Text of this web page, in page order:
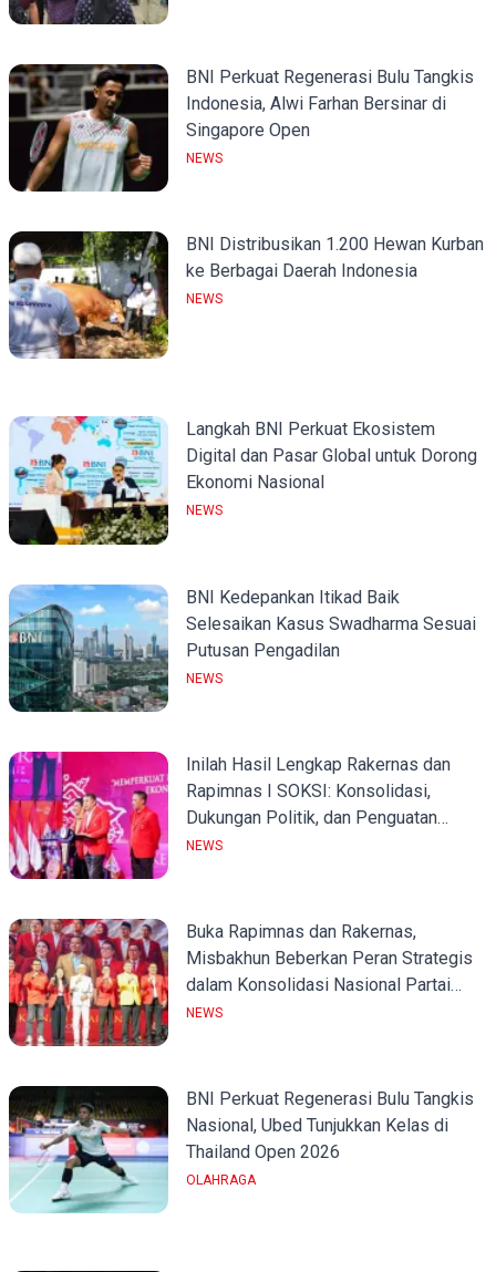
BNI Perkuat Regenerasi Bulu Tangkis
Indonesia, Alwi Farhan Bersinar di
Singapore Open
NEWS
BNI Distribusikan 1.200 Hewan Kurban
ke Berbagai Daerah Indonesia
NEWS
Langkah BNI Perkuat Ekosistem
Digital dan Pasar Global untuk Dorong
Ekonomi Nasional
NEWS
BNI Kedepankan Itikad Baik
Selesaikan Kasus Swadharma Sesuai
Putusan Pengadilan
NEWS
Inilah Hasil Lengkap Rakernas dan
Rapimnas I SOKSI: Konsolidasi,
Dukungan Politik, dan Penguatan
Organisasi
NEWS
Buka Rapimnas dan Rakernas,
Misbakhun Beberkan Peran Strategis
dalam Konsolidasi Nasional Partai
Golkar
NEWS
BNI Perkuat Regenerasi Bulu Tangkis
Nasional, Ubed Tunjukkan Kelas di
Thailand Open 2026
OLAHRAGA